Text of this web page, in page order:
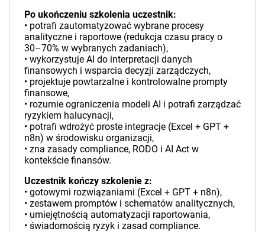
Po ukończeniu szkolenia uczestnik:
• potrafi zautomatyzować wybrane procesy
analityczne i raportowe (redukcja czasu pracy o
30–70% w wybranych zadaniach),
• wykorzystuje AI do interpretacji danych
finansowych i wsparcia decyzji zarządczych,
• projektuje powtarzalne i kontrolowalne prompty
finansowe,
• rozumie ograniczenia modeli AI i potrafi zarządzać
ryzykiem halucynacji,
• potrafi wdrożyć proste integracje (Excel + GPT +
n8n) w środowisku organizacji,
• zna zasady compliance, RODO i AI Act w
kontekście finansów.
Uczestnik kończy szkolenie z:
• gotowymi rozwiązaniami (Excel + GPT + n8n),
• zestawem promptów i schematów analitycznych,
• umiejętnością automatyzacji raportowania,
• świadomością ryzyk i zasad compliance.